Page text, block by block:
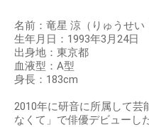
名前：竜星 涼（りゅうせい
生年月日：1993年3月24日
出身地：東京都
血液型：A型
身長：183cm
2010年に研音に所属して
なくて」で俳優デビューし